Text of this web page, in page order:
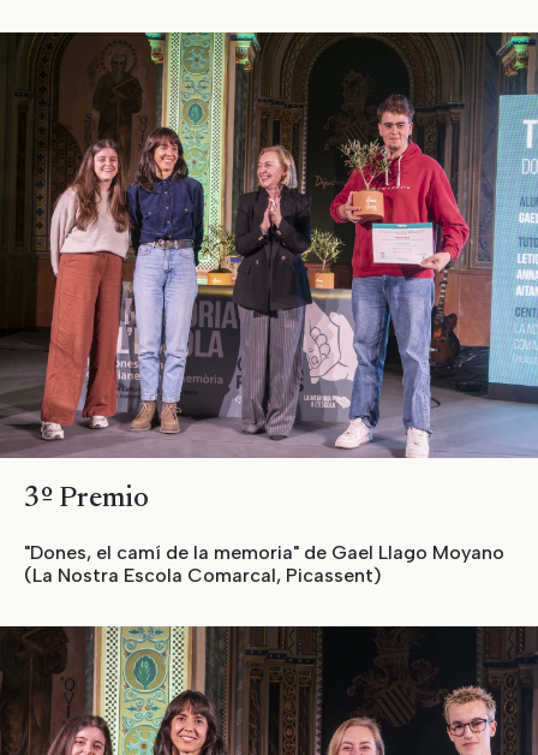
3º Premio
"Dones, el camí de la memoria" de Gael Llago Moyano
(La Nostra Escola Comarcal, Picassent)